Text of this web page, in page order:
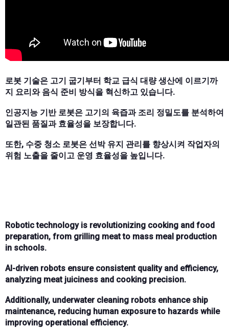
로봇 기술은 고기 굽기부터 학교 급식 대량 생산에 이르기까
지 요리와 음식 준비 방식을 혁신하고 있습니다.
인공지능 기반 로봇은 고기의 육즙과 조리 정밀도를 분석하여
일관된 품질과 효율성을 보장합니다.
또한, 수중 청소 로봇은 선박 유지 관리를 향상시켜 작업자의
위험 노출을 줄이고 운영 효율성을 높입니다.
Robotic technology is revolutionizing cooking and food
preparation, from grilling meat to mass meal production
in schools.
AI-driven robots ensure consistent quality and efficiency,
analyzing meat juiciness and cooking precision.
Additionally, underwater cleaning robots enhance ship
maintenance, reducing human exposure to hazards while
improving operational efficiency.